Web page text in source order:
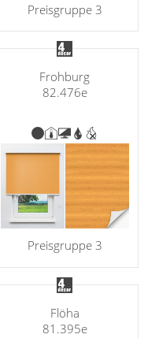
Preisgruppe 3
Frohburg
82.476e
Preisgruppe 3
Flöha
81.395e